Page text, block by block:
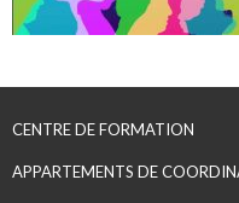
CENTRE DE FORMATION
APPARTEMENTS DE